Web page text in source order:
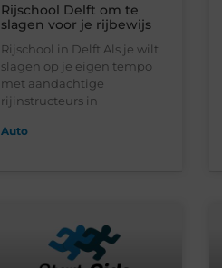
Rijschool Delft om te
slagen voor je rijbewijs
Rijschool in Delft Als je wilt
slagen op je eigen tempo
met aandachtige
rijinstructeurs in
Auto